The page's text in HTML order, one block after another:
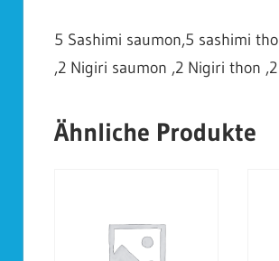
5 Sashimi saumon,5 sashimi
,2 Nigiri saumon ,2 Nigiri thon
Ähnliche Produkte